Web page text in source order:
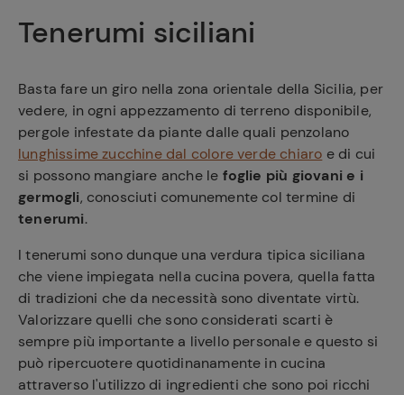
Tenerumi siciliani
Basta fare un giro nella zona orientale della Sicilia, per
vedere, in ogni appezzamento di terreno disponibile,
pergole infestate da piante dalle quali penzolano
lunghissime zucchine dal colore verde chiaro e di cui
si possono mangiare anche le foglie più giovani e i
germogli, conosciuti comunemente col termine di
tenerumi.
I tenerumi sono dunque una verdura tipica siciliana
che viene impiegata nella cucina povera, quella fatta
di tradizioni che da necessità sono diventate virtù.
Valorizzare quelli che sono considerati scarti è
sempre più importante a livello personale e questo si
può ripercuotere quotidinanamente in cucina
attraverso l'utilizzo di ingredienti che sono poi ricchi